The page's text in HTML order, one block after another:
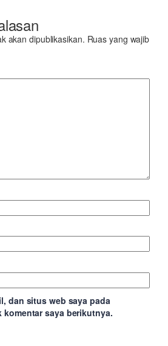
akan dipublikasikan. Ruas yang wajib
dan situs web saya pada
saya berikutnya.